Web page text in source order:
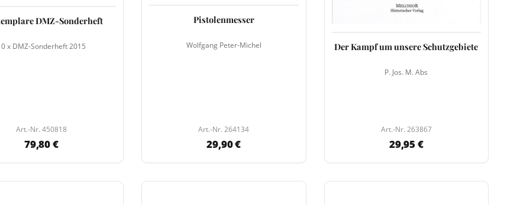
DMZ-Sonderheft
x DMZ-Sonderheft 2015
Art.-Nr. 450818
79,80 €
Pistolenmesser
Wolfgang Peter-Michel
Art.-Nr. 264134
29,90 €
Der Kampf um unsere Schutzgebiete
P. Jos. M. Abs
Art.-Nr. 263867
29,95 €